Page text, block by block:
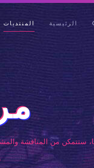
الرئيسية المنتديات
ستتمكن من المناقشة